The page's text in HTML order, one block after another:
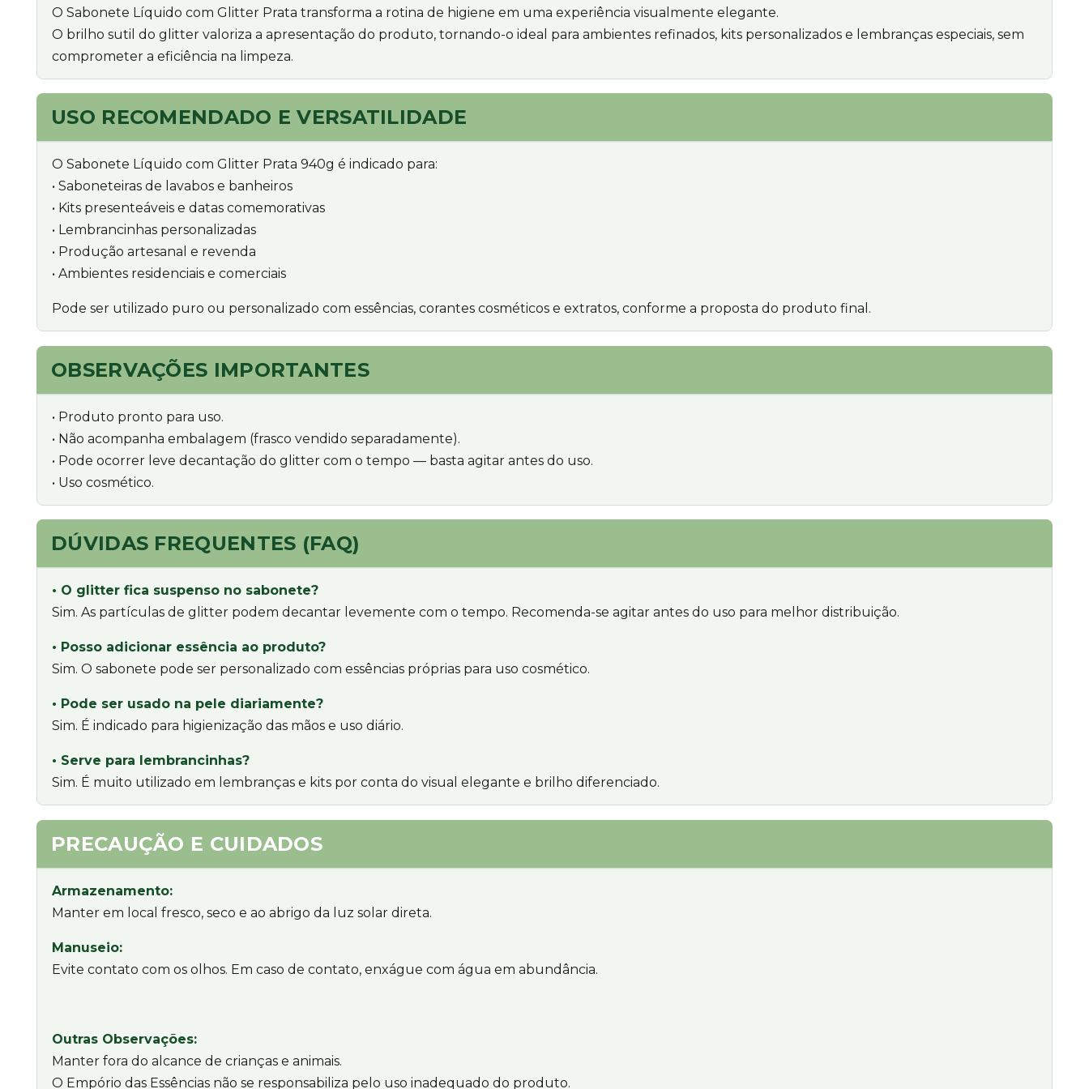
O Sabonete Líquido com Glitter Prata transforma a rotina de higiene em uma experiência visualmente elegante.
O brilho sutil do glitter valoriza a apresentação do produto, tornando-o ideal para ambientes refinados, kits personalizados e lembranças especiais, sem
comprometer a eficiência na limpeza.
USO RECOMENDADO E VERSATILIDADE
O Sabonete Líquido com Glitter Prata 940g é indicado para:
• Saboneteiras de lavabos e banheiros
• Kits presenteáveis e datas comemorativas
• Lembrancinhas personalizadas
• Produção artesanal e revenda
• Ambientes residenciais e comerciais
Pode ser utilizado puro ou personalizado com essências, corantes cosméticos e extratos, conforme a proposta do produto final.
OBSERVAÇÕES IMPORTANTES
• Produto pronto para uso.
• Não acompanha embalagem (frasco vendido separadamente).
• Pode ocorrer leve decantação do glitter com o tempo — basta agitar antes do uso.
• Uso cosmético.
DÚVIDAS FREQUENTES (FAQ)
• O glitter fica suspenso no sabonete?
Sim. As partículas de glitter podem decantar levemente com o tempo. Recomenda-se agitar antes do uso para melhor distribuição.
• Posso adicionar essência ao produto?
Sim. O sabonete pode ser personalizado com essências próprias para uso cosmético.
• Pode ser usado na pele diariamente?
Sim. É indicado para higienização das mãos e uso diário.
• Serve para lembrancinhas?
Sim. É muito utilizado em lembranças e kits por conta do visual elegante e brilho diferenciado.
PRECAUÇÃO E CUIDADOS
Armazenamento:
Manter em local fresco, seco e ao abrigo da luz solar direta.
Manuseio:
Evite contato com os olhos. Em caso de contato, enxágue com água em abundância.
Outras Observações:
Manter fora do alcance de crianças e animais.
O Empório das Essências não se responsabiliza pelo uso inadequado do produto.